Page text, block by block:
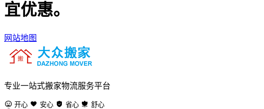
宜优惠。
网站地图
专业一站式搬家物流服务平台
开心 安心 省心 舒心